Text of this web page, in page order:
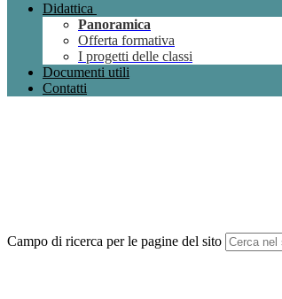
Didattica
Panoramica
Offerta formativa
I progetti delle classi
Documenti utili
Contatti
Campo di ricerca per le pagine del sito